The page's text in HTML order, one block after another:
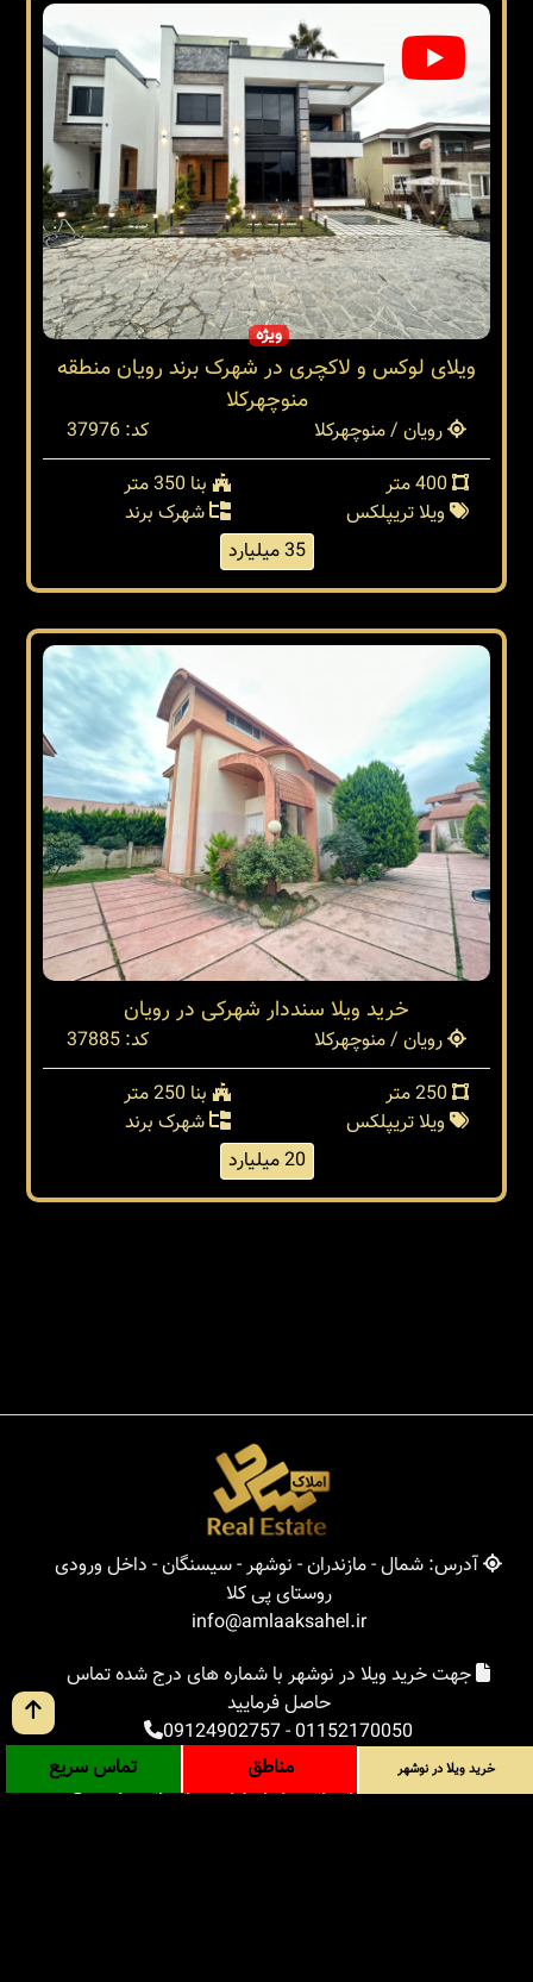
ویژه
ویلای لوکس و لاکچری در شهرک برند رویان منطقه
منوچهرکلا
رویان / منوچهرکلا
کد: 37976
بنا 350 متر
ویلا تریپلکس
شهرک برند
35 میلیارد
خرید ویلا سنددار شهرکی در رویان
رویان / منوچهرکلا
کد: 37885
بنا 250 متر
ویلا تریپلکس
شهرک برند
20 میلیارد
آدرس: شمال - مازندران - نوشهر - سیسنگان - داخل ورودی
روستای پی کلا
info@amlaaksahel.ir
جهت خرید ویلا در نوشهر با شماره های درج شده تماس
حاصل فرمایید
01152170050
-
09124902757
املاک ساحل
خرید ویلا در نوشهر
خرید ویلا در شمال
خرید ویلا در نوشهر مناطق تماس سریع